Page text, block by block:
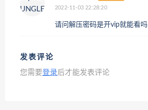
2022-11-03 22:28:20
请问解压密码是开vip就能看吗
发表评论
您需要登录后才能发表评论